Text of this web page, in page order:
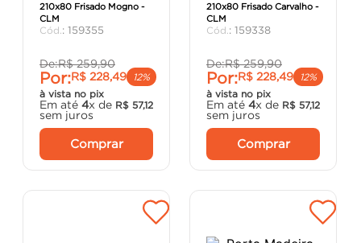
210x80 Frisado Mogno -
CLM
: 159355
De:R$ 259,90
Por:R$ 228,49
12%
à vista no pix
Em até 4x de R$ 57,12
sem juros
Comprar
210x80 Frisado Carvalho -
CLM
: 159338
De:R$ 259,90
Por:R$ 228,49
12%
à vista no pix
Em até 4x de R$ 57,12
sem juros
Comprar
º porta
º cadeira